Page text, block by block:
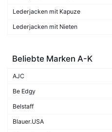
Lederjacken mit Kapuze
Lederjacken mit Nieten
Beliebte Marken A-K
AJC
Be Edgy
Belstaff
Blauer.USA